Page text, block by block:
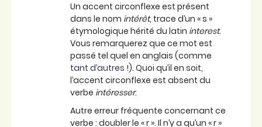
Un accent circonflexe est présent
dans le nom intérêt, trace d’un « s »
étymologique hérité du latin interest.
Vous remarquerez que ce mot est
passé tel quel en anglais (comme
tant d’autres !). Quoi qu’il en soit,
l’accent circonflexe est absent du
verbe intéresser.
Autre erreur fréquente concernant ce
verbe : doubler le « r ». Il n’y a qu’un « r »